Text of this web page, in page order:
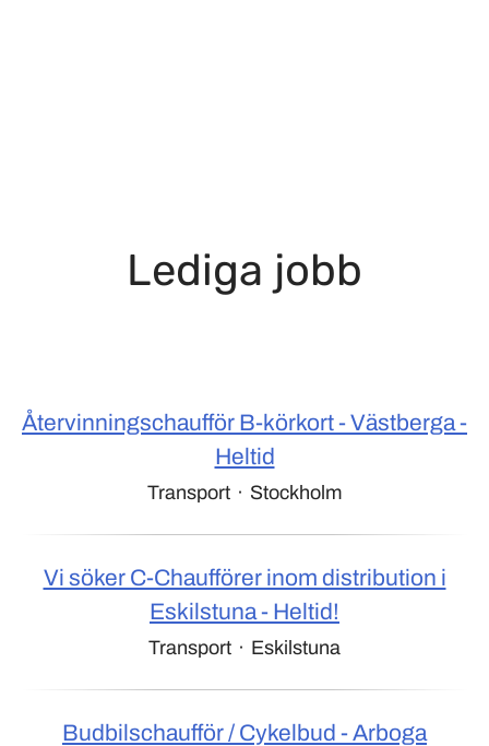
Lediga jobb
Återvinningschaufför B-körkort - Västberga -
Heltid
Transport · Stockholm
Vi söker C-Chaufförer inom distribution i
Eskilstuna - Heltid!
Transport · Eskilstuna
Budbilschaufför / Cykelbud - Arboga